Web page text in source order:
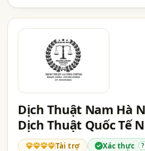
Dịch Thuật Nam Hà
Dịch Thuật Quốc Tế
Tài trợ Xác thực ?